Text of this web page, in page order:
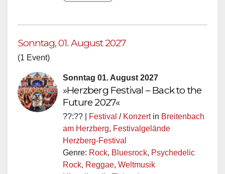
Sonntag, 01. August 2027
(1 Event)
Sonntag 01. August 2027
»Herzberg Festival – Back to the
Future 2027«
??:?? | Festival / Konzertin Breitenbach
am Herzberg, Festivalgelände
Herzberg-Festival
Genre: Rock, Bluesrock, Psychedelic
Rock, Reggae, Weltmusik